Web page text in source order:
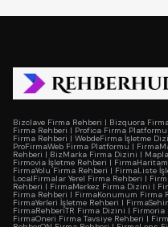
Bizclave Firma Rehberi | Bizquora
Firma Rehberi | Profica Firma Platformu
Firma Rehberi | WebdeFirma İşletme
ProFirmaWeb Firma Platformu |
Rehberi | BizMarka Firma Dizini |
Firmovia İşletme Rehberi |
FirmaYolu Firma Rehberi | FirmaListe
LocalFirmalar Yerel Firma Rehberi |
Rehberi | FirmaMerkez Firma Dizini |
Firma Rehberi | FirmaKonumum Firma
FirmaYerleri İşletme Rehberi |
FirmaRehberiTR Firma Dizini | Firmoria
FirmaOneri Firma Tavsiye Rehberi |